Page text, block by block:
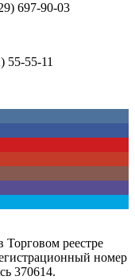
697-90-03
55-55-11
Торговом реестре
номер
370614.